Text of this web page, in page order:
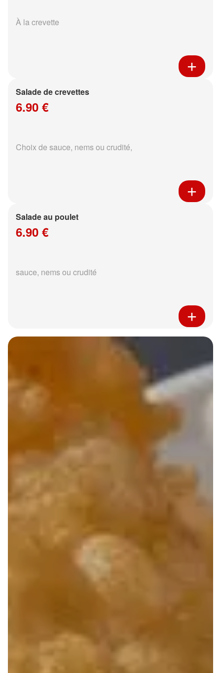
À la crevette
Salade de crevettes
6.90 €
Choix de sauce, nems ou crudité,
Salade au poulet
6.90 €
sauce, nems ou crudité